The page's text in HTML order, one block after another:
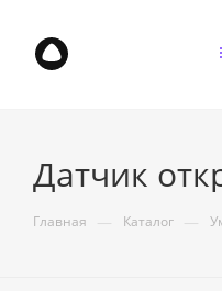
Датчик
Главная — Каталог —